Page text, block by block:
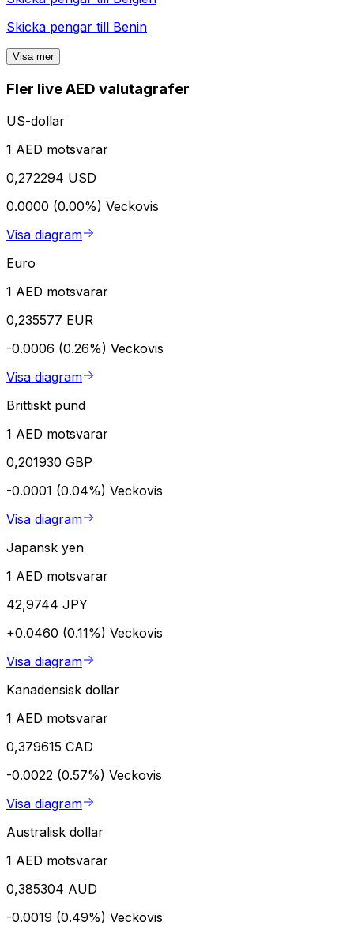
Skicka pengar till Benin
Visa mer
Fler live AED valutagrafer
US-dollar
1 AED motsvarar
0,272294 USD
0.0000 (0.00%) Veckovis
Visa diagram
Euro
1 AED motsvarar
0,235577 EUR
-0.0006 (0.26%) Veckovis
Visa diagram
Brittiskt pund
1 AED motsvarar
0,201930 GBP
-0.0001 (0.04%) Veckovis
Visa diagram
Japansk yen
1 AED motsvarar
42,9744 JPY
+0.0460 (0.11%) Veckovis
Visa diagram
Kanadensisk dollar
1 AED motsvarar
0,379615 CAD
-0.0022 (0.57%) Veckovis
Visa diagram
Australisk dollar
1 AED motsvarar
0,385304 AUD
-0.0019 (0.49%) Veckovis